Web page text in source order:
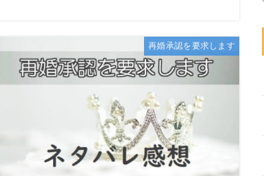
再婚承認を要求します